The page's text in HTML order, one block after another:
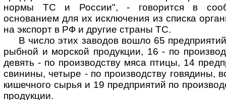
нормы ТС и России", - говорится в
основанием для их исключения из списка
на экспорт в РФ и другие страны ТС.
В число этих заводов вошло 65
рыбной и морской продукции, 16 - по
девять - по производству мяса птицы, 14
свинины, четыре - по производству говядины,
кишечного сырья и 19 предприятий по
продукции.